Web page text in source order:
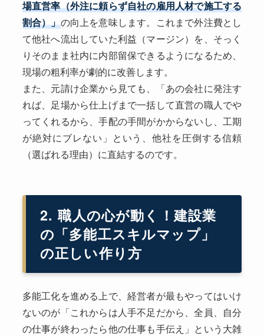
場直営率（外注に頼らず自社の雇用人材で施工する
割合）」の向上を意味します。これまで外注費とし
て他社へ流出していた利益（マージン）を、そっく
りそのまま社内に内部留保できるようになるため、
現場の粗利率が劇的に改善します。
また、元請け企業から見ても、「あの会社に発注す
れば、足場から仕上げまで一括して直営の職人でや
ってくれるから、手配の手間がかからないし、工期
が絶対にブレない」という、他社を圧倒する信頼
（選ばれる理由）に直結するのです。
2. 職人の心が動く！建設業
の「多能工スキルマップ」
の正しい作り方
多能工化を進める上で、経営者が最もやってはいけ
ないのが「これからは人手不足だから、全員、自分
の仕事が終わったら他の仕事も手伝え」という大雑